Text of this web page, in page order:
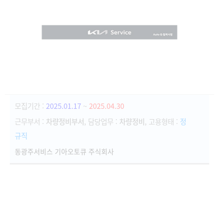
모집기간 : 2025.01.17 ~ 2025.04.30
근무부서 : 차량정비부서, 담당업무 : 차량정비, 고용형태 : 정
규직
동광주서비스 기아오토큐 주식회사